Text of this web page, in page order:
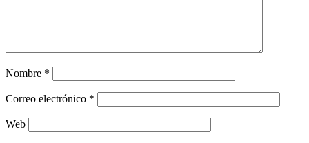
Nombre *
Correo electrónico *
Web